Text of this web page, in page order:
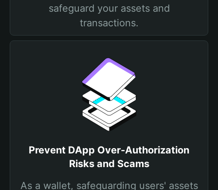
safeguard your assets and
transactions.
Prevent DApp Over-Authorization
Risks and Scams
As a wallet, safeguarding users' assets